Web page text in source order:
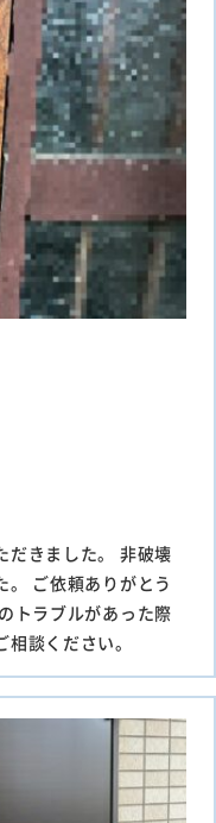
だきました。 非破壊
。 ご依頼ありがとう
トラブルがあった際
談ください。